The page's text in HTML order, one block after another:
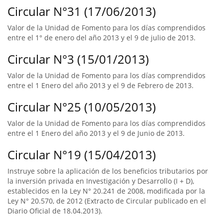
Circular N°31 (17/06/2013)
Valor de la Unidad de Fomento para los días comprendidos
entre el 1° de enero del año 2013 y el 9 de julio de 2013.
Circular N°3 (15/01/2013)
Valor de la Unidad de Fomento para los días comprendidos
entre el 1 Enero del año 2013 y el 9 de Febrero de 2013.
Circular N°25 (10/05/2013)
Valor de la Unidad de Fomento para los días comprendidos
entre el 1 Enero del año 2013 y el 9 de Junio de 2013.
Circular N°19 (15/04/2013)
Instruye sobre la aplicación de los beneficios tributarios por
la inversión privada en Investigación y Desarrollo (I + D),
establecidos en la Ley N° 20.241 de 2008, modificada por la
Ley N° 20.570, de 2012 (Extracto de Circular publicado en el
Diario Oficial de 18.04.2013).